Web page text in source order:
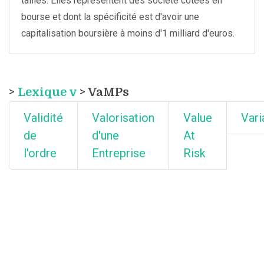
bourse et dont la spécificité est d'avoir une
capitalisation boursière à moins d'1 milliard d'euros.
> Lexique v > VaMPs
Validité
de
l'ordre
Valorisation
d'une
Entreprise
Value
At
Risk